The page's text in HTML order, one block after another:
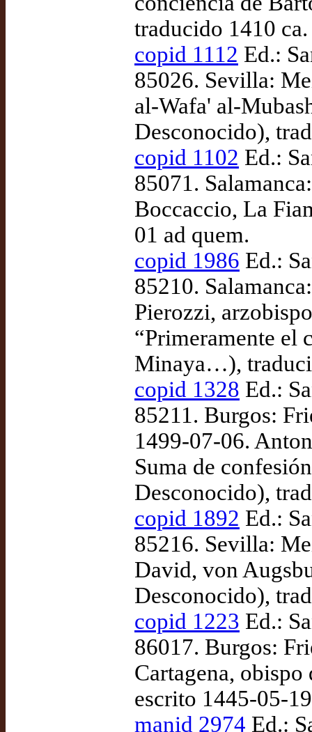
traducido 1410
copid 1112 Ed.:
85026. Sevilla:
al-Wafa' al-
Desconocido),
copid 1102 Ed.:
85071.
Boccaccio, La
01 ad quem.
copid 1986 Ed.:
85210.
Pierozzi,
“Primeramente el
Minaya…),
copid 1328 Ed.:
85211. Burgos:
1499-07-06.
Suma de
Desconocido),
copid 1892 Ed.:
85216. Sevilla:
David, von
Desconocido),
copid 1223 Ed.:
86017. Burgos:
Cartagena,
escrito 1445-05-
manid 2974 Ed.: